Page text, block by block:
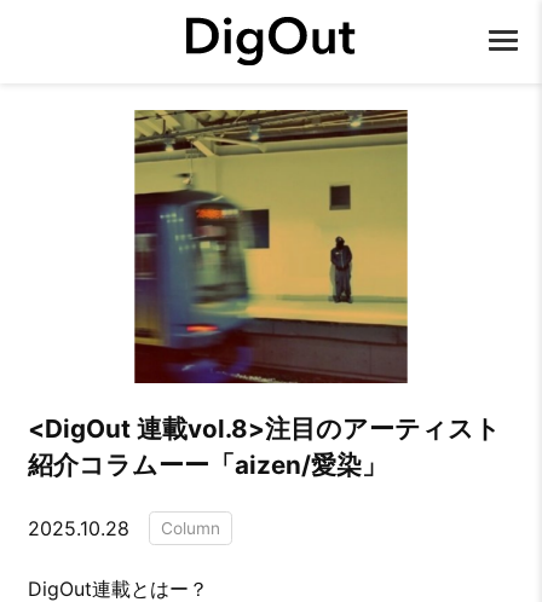
​​<DigOut 連載vol.8>注目のアーティスト
紹介コラムーー「aizen/愛染」
2025.10.28 Column
DigOut連載とはー？